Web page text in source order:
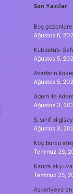
Son Yazılar
Boş
Ağustos 6,
Kubbetü’s-
Ağustos 5,
Avarların
Ağustos 5,
Adem ile
Ağustos 3,
5. sınıf
Ağustos 3,
Koç burcu
Temmuz 26,
Kanda
Temmuz 25,
Askeriyeye